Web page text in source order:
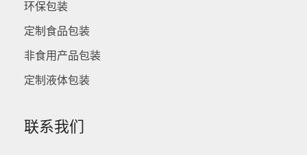
环保包装
定制食品包装
非食用产品包装
定制液体包装
联系我们